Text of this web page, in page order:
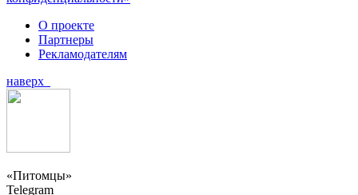
О проекте
Партнеры
Рекламодателям
наверх
«Питомцы»
Telegram